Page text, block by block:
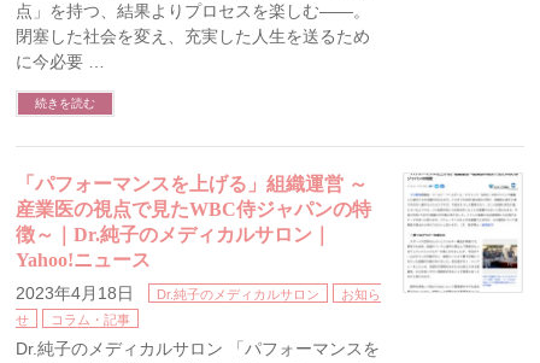
点」を持つ、結果よりプロセスを楽しむ――。
閉塞した社会を変え、充実した人生を送るため
に今必要 …
続きを読む
「パフォーマンスを上げる」組織運営 ～
産業医の視点で見たWBC侍ジャパンの特
徴～｜Dr.純子のメディカルサロン｜
Yahoo!ニュース
2023年4月18日 Dr.純子のメディカルサロン
お知ら
せ
コラム・記事
Dr.純子のメディカルサロン 「パフォーマンスを